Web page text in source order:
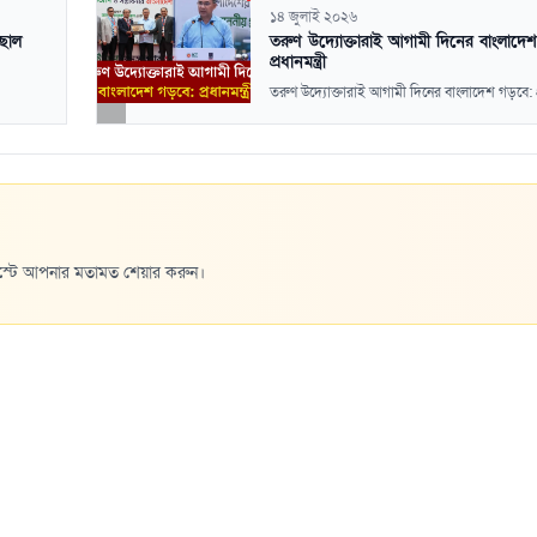
১৪ জুলাই ২০২৬
তরুণ উদ্যোক্তারাই আগামী দিনের
প্রধানমন্ত্রী
তরুণ উদ্যোক্তারাই আগামী দিনের বাংলাদেশ গড়বে:
আপনার মতামত শেয়ার করুন।